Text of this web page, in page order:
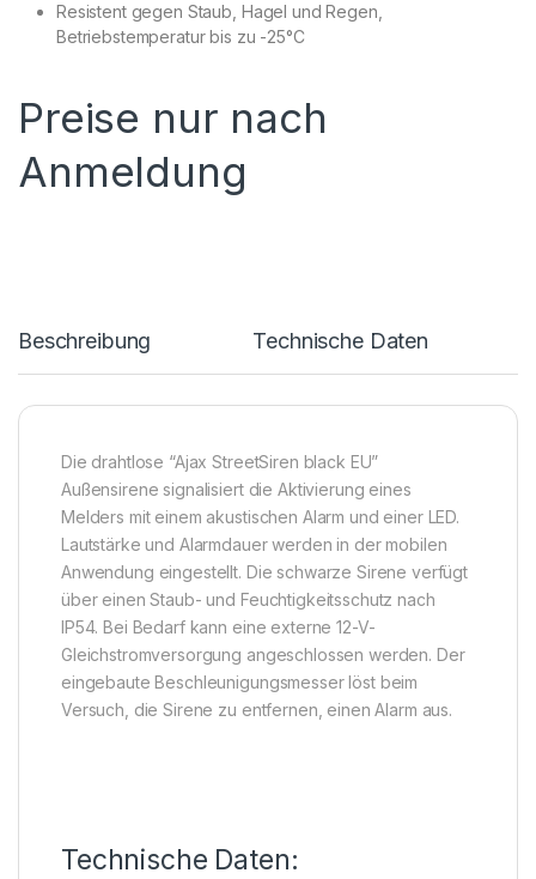
Resistent gegen Staub, Hagel und Regen,
Betriebstemperatur bis zu -25°C
Preise nur nach
Anmeldung
Beschreibung Technische Daten
Die drahtlose “Ajax StreetSiren black EU”
Außensirene signalisiert die Aktivierung eines
Melders mit einem akustischen Alarm und einer LED.
Lautstärke und Alarmdauer werden in der mobilen
Anwendung eingestellt. Die schwarze Sirene verfügt
über einen Staub- und Feuchtigkeitsschutz nach
IP54. Bei Bedarf kann eine externe 12-V-
Gleichstromversorgung angeschlossen werden. Der
eingebaute Beschleunigungsmesser löst beim
Versuch, die Sirene zu entfernen, einen Alarm aus.
Technische Daten: